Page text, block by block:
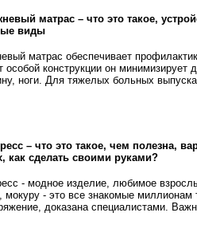
матрас – что это такое,
виды
матрас обеспечивает
особой конструкции он минимизирует
ноги. Для тяжелых больных
– что это такое, чем полезна,
как сделать своими руками?
- модное изделие, любимое
- это все знакомые миллионам
доказана специалистами.